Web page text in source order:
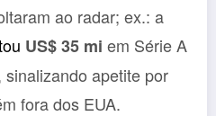
ao radar; ex.: a
US$ 35 mi em Série A
apetite por
fora dos EUA.